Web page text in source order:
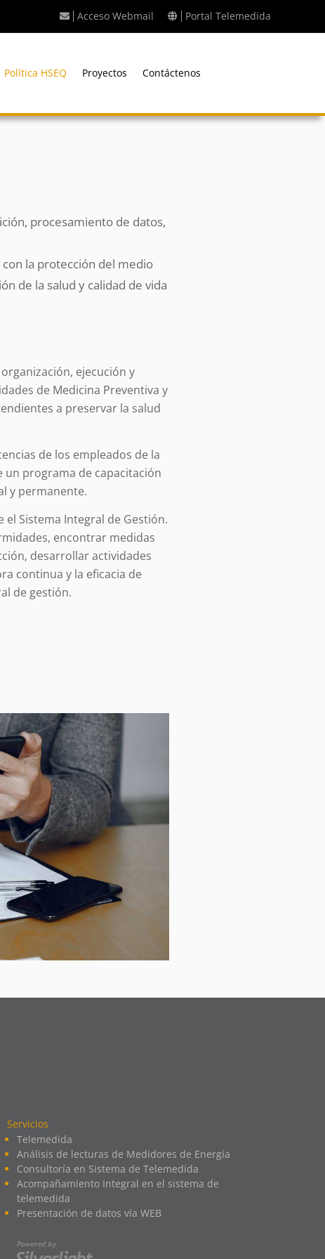
Acceso Webmail Portal Telemedida
Política HSEQ Proyectos Contáctenos
procesamiento de datos,
la protección del medio
de la salud y calidad de vida
ejecución y
de Medicina Preventiva y
a preservar la salud
de los empleados de la
un programa de capacitación
y permanente.
el Sistema Integral de Gestión.
encontrar medidas
desarrollar actividades
continua y la eficacia de
de gestión.
Servicios
Telemedida
Análisis de lecturas de Medidores de Energía
Consultoría en Sistema de Telemedida
Acompañamiento Integral en el sistema de
telemedida
Presentación de datos vía WEB